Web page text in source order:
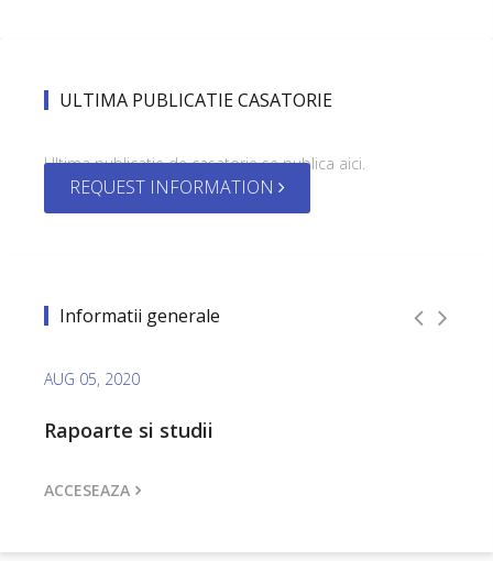
ULTIMA PUBLICATIE CASATORIE
Ultima publicatie de casatorie se publica aici.
REQUEST INFORMATION
Informatii generale
AUG 05, 2020
Programe si strategii
ACCESEAZA